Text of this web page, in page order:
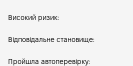
Високий ризик:
Відповідальне становище:
Пройшла автоперевірку: